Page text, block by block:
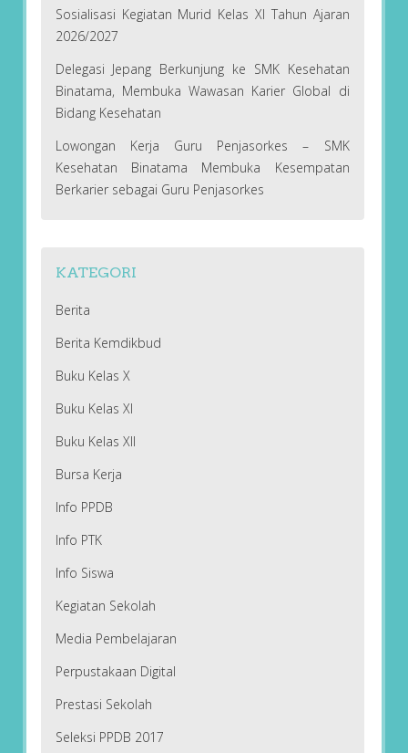
Sosialisasi Kegiatan Murid Kelas XI Tahun Ajaran
2026/2027
Delegasi Jepang Berkunjung ke SMK Kesehatan
Binatama, Membuka Wawasan Karier Global di
Bidang Kesehatan
Lowongan Kerja Guru Penjasorkes – SMK
Kesehatan Binatama Membuka Kesempatan
Berkarier sebagai Guru Penjasorkes
KATEGORI
Berita
Berita Kemdikbud
Buku Kelas X
Buku Kelas XI
Buku Kelas XII
Bursa Kerja
Info PPDB
Info PTK
Info Siswa
Kegiatan Sekolah
Media Pembelajaran
Perpustakaan Digital
Prestasi Sekolah
Seleksi PPDB 2017